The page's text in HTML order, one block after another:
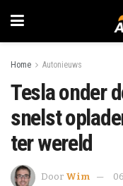
Home Autonieuws
Tesla onder
snelst
ter wereld
Door Wim